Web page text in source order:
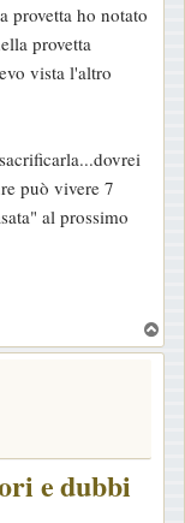
provetta ho notato
provetta
vista l'altro
può vivere 7
al prossimo
o
e dubbi